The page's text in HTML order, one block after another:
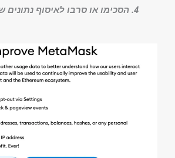
4. הסכימו או סרבו לאיסוף נתונים של מטאמאסק